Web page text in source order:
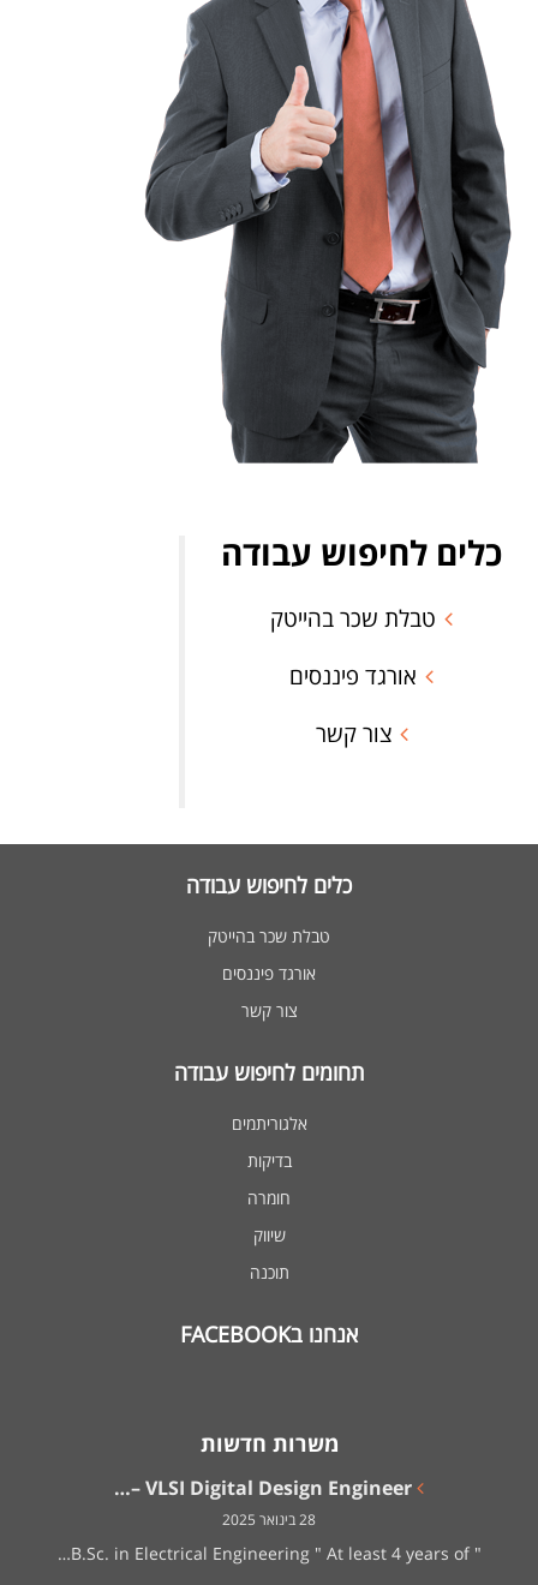
כלים לחיפוש עבודה
טבלת שכר בהייטק
אורגד פיננסים
צור קשר
כלים לחיפוש עבודה
טבלת שכר בהייטק
אורגד פיננסים
צור קשר
תחומים לחיפוש עבודה
אלגוריתמים
בדיקות
חומרה
שיווק
תוכנה
אנחנו בFACEBOOK
משרות חדשות
VLSI Digital Design Engineer –…
28 בינואר 2025
" B.Sc. in Electrical Engineering " At least 4 years of…